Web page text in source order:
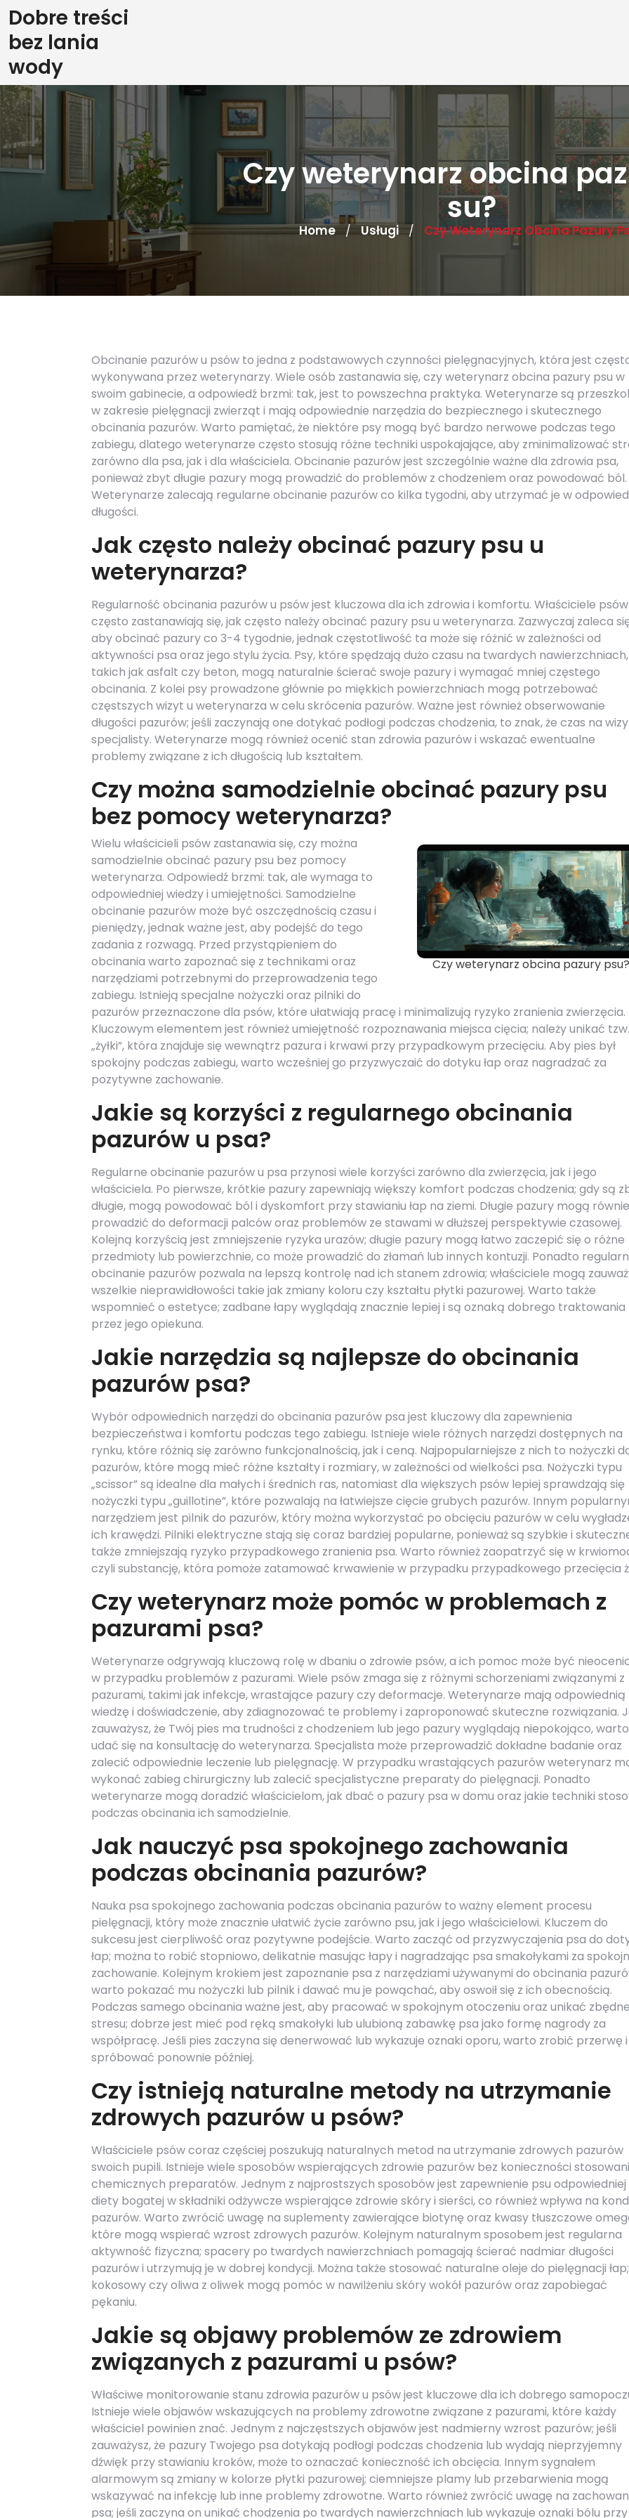
Skip
to
content
Dobre treści
bez lania
wody
Czy weterynarz obcina
su?
Home / Usługi / Czy Weterynarz Obcina Pazury
Obcinanie pazurów u psów to jedna z podstawowych czynności pielęgnacyjnych, która jest
wykonywana przez weterynarzy. Wiele osób zastanawia się, czy weterynarz obcina pazury psu w
swoim gabinecie, a odpowiedź brzmi: tak, jest to powszechna praktyka. Weterynarze są
w zakresie pielęgnacji zwierząt i mają odpowiednie narzędzia do bezpiecznego i skutecznego
obcinania pazurów. Warto pamiętać, że niektóre psy mogą być bardzo nerwowe podczas tego
zabiegu, dlatego weterynarze często stosują różne techniki uspokajające, aby zminimalizować
zarówno dla psa, jak i dla właściciela. Obcinanie pazurów jest szczególnie ważne dla zdrowia psa,
ponieważ zbyt długie pazury mogą prowadzić do problemów z chodzeniem oraz powodować ból.
Weterynarze zalecają regularne obcinanie pazurów co kilka tygodni, aby utrzymać je w
długości.
Jak często należy obcinać pazury psu u
weterynarza?
Regularność obcinania pazurów u psów jest kluczowa dla ich zdrowia i komfortu. Właściciele psów
często zastanawiają się, jak często należy obcinać pazury psu u weterynarza. Zazwyczaj zaleca
aby obcinać pazury co 3-4 tygodnie, jednak częstotliwość ta może się różnić w zależności od
aktywności psa oraz jego stylu życia. Psy, które spędzają dużo czasu na twardych nawierzchniach,
takich jak asfalt czy beton, mogą naturalnie ścierać swoje pazury i wymagać mniej częstego
obcinania. Z kolei psy prowadzone głównie po miękkich powierzchniach mogą potrzebować
częstszych wizyt u weterynarza w celu skrócenia pazurów. Ważne jest również obserwowanie
długości pazurów; jeśli zaczynają one dotykać podłogi podczas chodzenia, to znak, że czas na
specjalisty. Weterynarze mogą również ocenić stan zdrowia pazurów i wskazać ewentualne
problemy związane z ich długością lub kształtem.
Czy można samodzielnie obcinać pazury psu
bez pomocy weterynarza?
Czy weterynarz obcina pazury psu?
Wielu właścicieli psów zastanawia się, czy można
samodzielnie obcinać pazury psu bez pomocy
weterynarza. Odpowiedź brzmi: tak, ale wymaga to
odpowiedniej wiedzy i umiejętności. Samodzielne
obcinanie pazurów może być oszczędnością czasu i
pieniędzy, jednak ważne jest, aby podejść do tego
zadania z rozwagą. Przed przystąpieniem do
obcinania warto zapoznać się z technikami oraz
narzędziami potrzebnymi do przeprowadzenia tego
zabiegu. Istnieją specjalne nożyczki oraz pilniki do
pazurów przeznaczone dla psów, które ułatwiają pracę i minimalizują ryzyko zranienia zwierzęcia.
Kluczowym elementem jest również umiejętność rozpoznawania miejsca cięcia; należy unikać tzw.
„żyłki”, która znajduje się wewnątrz pazura i krwawi przy przypadkowym przecięciu. Aby pies był
spokojny podczas zabiegu, warto wcześniej go przyzwyczaić do dotyku łap oraz nagradzać za
pozytywne zachowanie.
Jakie są korzyści z regularnego obcinania
pazurów u psa?
Regularne obcinanie pazurów u psa przynosi wiele korzyści zarówno dla zwierzęcia, jak i jego
właściciela. Po pierwsze, krótkie pazury zapewniają większy komfort podczas chodzenia; gdy są
długie, mogą powodować ból i dyskomfort przy stawianiu łap na ziemi. Długie pazury mogą
prowadzić do deformacji palców oraz problemów ze stawami w dłuższej perspektywie czasowej.
Kolejną korzyścią jest zmniejszenie ryzyka urazów; długie pazury mogą łatwo zaczepić się o różne
przedmioty lub powierzchnie, co może prowadzić do złamań lub innych kontuzji. Ponadto
obcinanie pazurów pozwala na lepszą kontrolę nad ich stanem zdrowia; właściciele mogą
wszelkie nieprawidłowości takie jak zmiany koloru czy kształtu płytki pazurowej. Warto także
wspomnieć o estetyce; zadbane łapy wyglądają znacznie lepiej i są oznaką dobrego traktowania
przez jego opiekuna.
Jakie narzędzia są najlepsze do obcinania
pazurów psa?
Wybór odpowiednich narzędzi do obcinania pazurów psa jest kluczowy dla zapewnienia
bezpieczeństwa i komfortu podczas tego zabiegu. Istnieje wiele różnych narzędzi dostępnych na
rynku, które różnią się zarówno funkcjonalnością, jak i ceną. Najpopularniejsze z nich to nożyczki
pazurów, które mogą mieć różne kształty i rozmiary, w zależności od wielkości psa. Nożyczki typu
„scissor” są idealne dla małych i średnich ras, natomiast dla większych psów lepiej sprawdzają się
nożyczki typu „guillotine”, które pozwalają na łatwiejsze cięcie grubych pazurów. Innym
narzędziem jest pilnik do pazurów, który można wykorzystać po obcięciu pazurów w celu
ich krawędzi. Pilniki elektryczne stają się coraz bardziej popularne, ponieważ są szybkie i
także zmniejszają ryzyko przypadkowego zranienia psa. Warto również zaopatrzyć się w
czyli substancję, która pomoże zatamować krwawienie w przypadku przypadkowego przecięcia
Czy weterynarz może pomóc w problemach z
pazurami psa?
Weterynarze odgrywają kluczową rolę w dbaniu o zdrowie psów, a ich pomoc może być
w przypadku problemów z pazurami. Wiele psów zmaga się z różnymi schorzeniami związanymi z
pazurami, takimi jak infekcje, wrastające pazury czy deformacje. Weterynarze mają odpowiednią
wiedzę i doświadczenie, aby zdiagnozować te problemy i zaproponować skuteczne rozwiązania.
zauważysz, że Twój pies ma trudności z chodzeniem lub jego pazury wyglądają niepokojąco, warto
udać się na konsultację do weterynarza. Specjalista może przeprowadzić dokładne badanie oraz
zalecić odpowiednie leczenie lub pielęgnację. W przypadku wrastających pazurów weterynarz
wykonać zabieg chirurgiczny lub zalecić specjalistyczne preparaty do pielęgnacji. Ponadto
weterynarze mogą doradzić właścicielom, jak dbać o pazury psa w domu oraz jakie techniki
podczas obcinania ich samodzielnie.
Jak nauczyć psa spokojnego zachowania
podczas obcinania pazurów?
Nauka psa spokojnego zachowania podczas obcinania pazurów to ważny element procesu
pielęgnacji, który może znacznie ułatwić życie zarówno psu, jak i jego właścicielowi. Kluczem do
sukcesu jest cierpliwość oraz pozytywne podejście. Warto zacząć od przyzwyczajenia psa do
łap; można to robić stopniowo, delikatnie masując łapy i nagradzając psa smakołykami za
zachowanie. Kolejnym krokiem jest zapoznanie psa z narzędziami używanymi do obcinania
warto pokazać mu nożyczki lub pilnik i dawać mu je powąchać, aby oswoił się z ich obecnością.
Podczas samego obcinania ważne jest, aby pracować w spokojnym otoczeniu oraz unikać
stresu; dobrze jest mieć pod ręką smakołyki lub ulubioną zabawkę psa jako formę nagrody za
współpracę. Jeśli pies zaczyna się denerwować lub wykazuje oznaki oporu, warto zrobić przerwę i
spróbować ponownie później.
Czy istnieją naturalne metody na utrzymanie
zdrowych pazurów u psów?
Właściciele psów coraz częściej poszukują naturalnych metod na utrzymanie zdrowych pazurów
swoich pupili. Istnieje wiele sposobów wspierających zdrowie pazurów bez konieczności
chemicznych preparatów. Jednym z najprostszych sposobów jest zapewnienie psu odpowiedniej
diety bogatej w składniki odżywcze wspierające zdrowie skóry i sierści, co również wpływa na
pazurów. Warto zwrócić uwagę na suplementy zawierające biotynę oraz kwasy tłuszczowe
które mogą wspierać wzrost zdrowych pazurów. Kolejnym naturalnym sposobem jest regularna
aktywność fizyczna; spacery po twardych nawierzchniach pomagają ścierać nadmiar długości
pazurów i utrzymują je w dobrej kondycji. Można także stosować naturalne oleje do pielęgnacji
kokosowy czy oliwa z oliwek mogą pomóc w nawilżeniu skóry wokół pazurów oraz zapobiegać
pękaniu.
Jakie są objawy problemów ze zdrowiem
związanych z pazurami u psów?
Właściwe monitorowanie stanu zdrowia pazurów u psów jest kluczowe dla ich dobrego
Istnieje wiele objawów wskazujących na problemy zdrowotne związane z pazurami, które każdy
właściciel powinien znać. Jednym z najczęstszych objawów jest nadmierny wzrost pazurów; jeśli
zauważysz, że pazury Twojego psa dotykają podłogi podczas chodzenia lub wydają nieprzyjemny
dźwięk przy stawianiu kroków, może to oznaczać konieczność ich obcięcia. Innym sygnałem
alarmowym są zmiany w kolorze płytki pazurowej; ciemniejsze plamy lub przebarwienia mogą
wskazywać na infekcję lub inne problemy zdrowotne. Warto również zwrócić uwagę na
psa; jeśli zaczyna on unikać chodzenia po twardych nawierzchniach lub wykazuje oznaki bólu przy